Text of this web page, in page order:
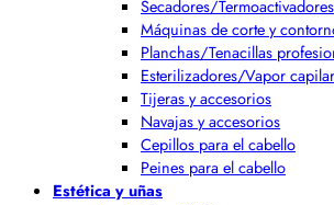
Secadores/Termoactivadores
Máquinas de corte y
Planchas/Tenacillas
Esterilizadores/Vapor
Tijeras y accesorios
Navajas y accesorios
Cepillos para el cabello
Peines para el cabello
Estética y uñas